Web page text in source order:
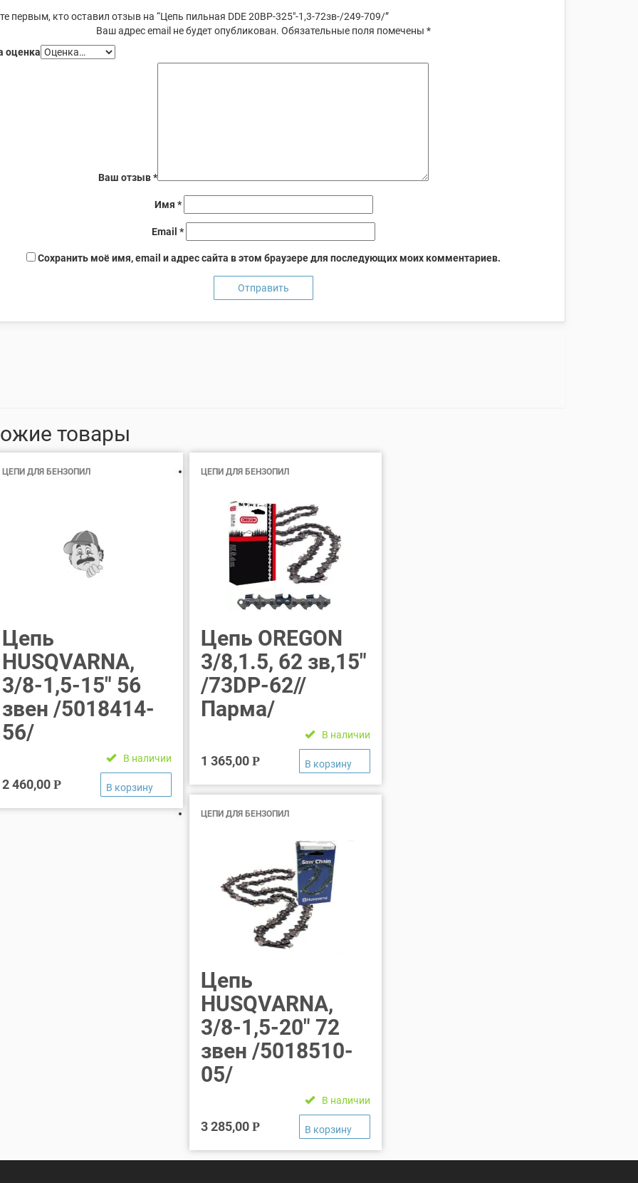
первым, кто оставил отзыв на “Цепь пильная DDE 20ВР-325″-1,3-72зв-/249-709/”
Ваш адрес email не будет опубликован. Обязательные поля помечены*
оценка
Ваш отзыв*
Имя *
Email*
Сохранить моё имя, email и адрес сайта в этом браузере для последующих моих комментариев.
товары
ЦЕПИ ДЛЯ БЕНЗОПИЛ
Цепь
HUSQVARNA,
3/8-1,5-15″ 56
звен /5018414-
56/
В наличии
2 460,00 Р
ЦЕПИ ДЛЯ БЕНЗОПИЛ
Цепь OREGON
3/8,1.5, 62 зв,15″
/73DР-62//
Парма/
В наличии
1 365,00Р
ЦЕПИ ДЛЯ БЕНЗОПИЛ
Цепь
HUSQVARNA,
3/8-1,5-20″ 72
звен /5018510-
05/
В наличии
3 285,00Р